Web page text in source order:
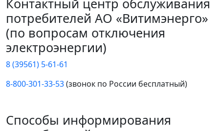
Контактный центр обслуживания
потребителей АО «Витимэнерго»
(по вопросам отключения
электроэнергии)
8 (39561) 5-61-61
8-800-301-33-53(звонок по России бесплатный)
Способы информирования